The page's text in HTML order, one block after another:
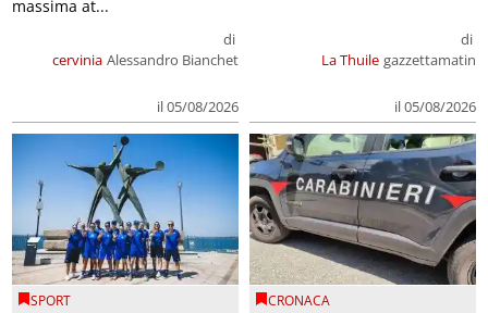
cervinia
di
Alessandro Bianchet
il 05/08/2026
massima at...
La Thuile
di
gazzettamatin
il 05/08/2026
SPORT CRONACA